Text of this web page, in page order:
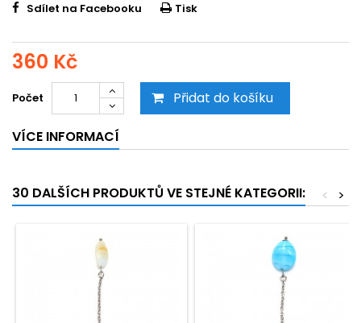
Sdílet na Facebooku Tisk
360 Kč
Počet Přidat do košíku
VÍCE INFORMACÍ
30 DALŠÍCH PRODUKTŮ VE STEJNÉ KATEGORII: >
<